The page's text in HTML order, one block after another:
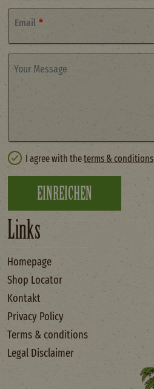
Email
I agree with theterms & conditions
EINREICHEN
Links
Homepage
Shop Locator
Kontakt
Privacy Policy
Terms & conditions
Legal Disclaimer